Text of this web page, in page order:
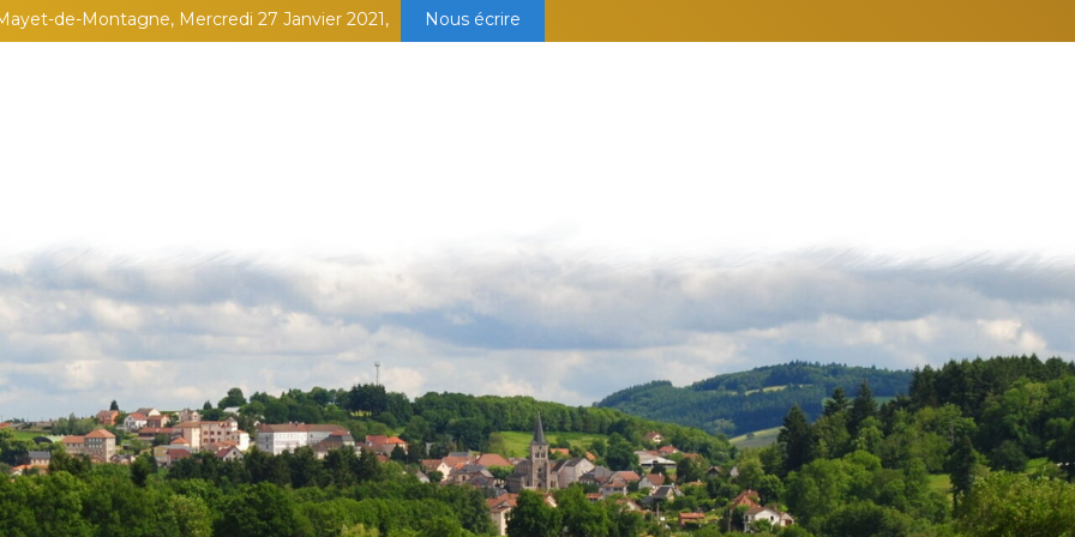
de-Montagne, Mercredi 27 Janvier 2021, Nous écrire